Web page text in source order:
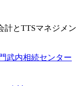
計とTTSマネジメン